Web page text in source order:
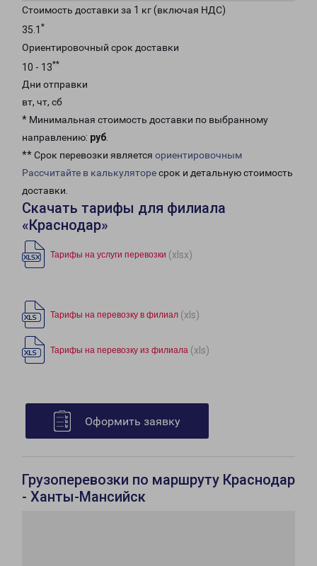
Стоимость доставки за 1 кг (включая НДС)
35.1 *
Ориентировочный срок доставки
10 - 13**
Дни отправки
вт, чт, сб
* Минимальная стоимость доставки по выбранному
направлению: руб.
** Срок перевозки является ориентировочным
Рассчитайте в калькуляторесрок и детальную стоимость
доставки.
Скачать тарифы для филиала
«Краснодар»
Тарифы на услуги перевозки (xlsx)
Тарифы на перевозку в филиал (xls)
Тарифы на перевозку из филиала (xls)
Оформить заявку
Грузоперевозки по маршруту Краснодар
- Ханты-Мансийск